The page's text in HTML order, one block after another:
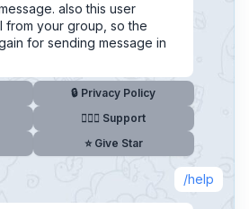
also this user
from your group, so the
for sending message in
🔒 Privacy Policy
🧚🏻‍♂️ Support
⭐ Give Star
help